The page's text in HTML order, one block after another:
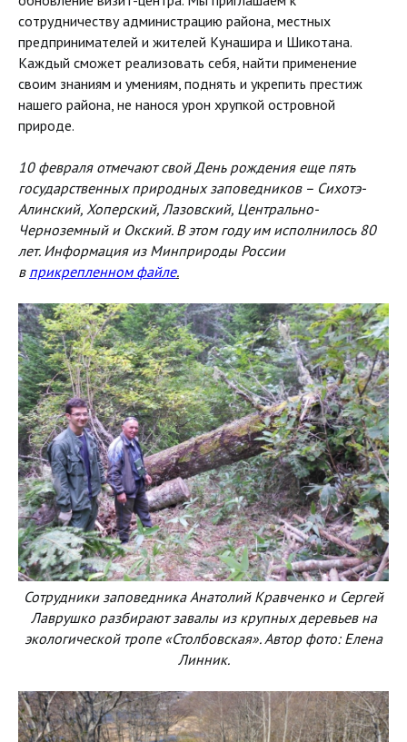
сотрудничеству администрацию района, местных
предпринимателей и жителей Кунашира и Шикотана.
Каждый сможет реализовать себя, найти применение
своим знаниям и умениям, поднять и укрепить престиж
нашего района, не нанося урон хрупкой островной
природе.
10 февраля отмечают свой День рождения еще пять
государственных природных заповедников – Сихотэ-
Алинский, Хоперский, Лазовский, Центрально-
Черноземный и Окский. В этом году им исполнилось 80
лет. Информация из Минприроды России
в прикрепленном файле.
Сотрудники заповедника Анатолий Кравченко и Сергей
Лаврушко разбирают завалы из крупных деревьев на
экологической тропе «Столбовская». Автор фото: Елена
Линник.